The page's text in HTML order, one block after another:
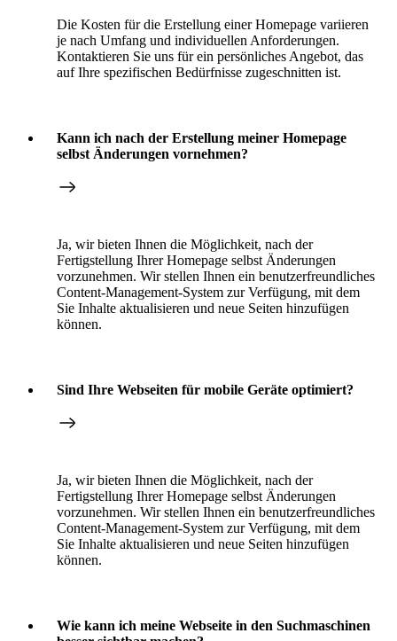
Die Kosten für die Erstellung einer Homepage variieren
je nach Umfang und individuellen Anforderungen.
Kontaktieren Sie uns für ein persönliches Angebot, das
auf Ihre spezifischen Bedürfnisse zugeschnitten ist.
Kann ich nach der Erstellung meiner Homepage
selbst Änderungen vornehmen?
Ja, wir bieten Ihnen die Möglichkeit, nach der
Fertigstellung Ihrer Homepage selbst Änderungen
vorzunehmen. Wir stellen Ihnen ein benutzerfreundliches
Content-Management-System zur Verfügung, mit dem
Sie Inhalte aktualisieren und neue Seiten hinzufügen
können.
Sind Ihre Webseiten für mobile Geräte optimiert?
Ja, wir bieten Ihnen die Möglichkeit, nach der
Fertigstellung Ihrer Homepage selbst Änderungen
vorzunehmen. Wir stellen Ihnen ein benutzerfreundliches
Content-Management-System zur Verfügung, mit dem
Sie Inhalte aktualisieren und neue Seiten hinzufügen
können.
Wie kann ich meine Webseite in den Suchmaschinen